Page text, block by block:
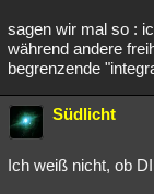
sagen wir mal so :
während andere
begrenzende
Südlicht
Ich weiß nicht, ob